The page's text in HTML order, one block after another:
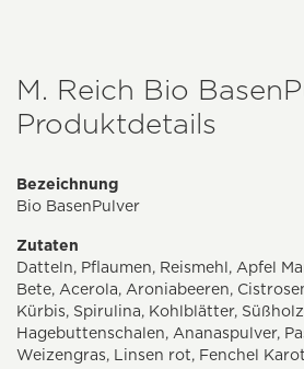
M. Reich Bio
Produktdetails
Bezeichnung
Bio BasenPulver
Zutaten
Datteln, Pflaumen, Reismehl, Apfel
Bete, Acerola, Aroniabeeren,
Kürbis, Spirulina, Kohlblätter,
Hagebuttenschalen, Ananaspulver,
Weizengras, Linsen rot, Fenchel